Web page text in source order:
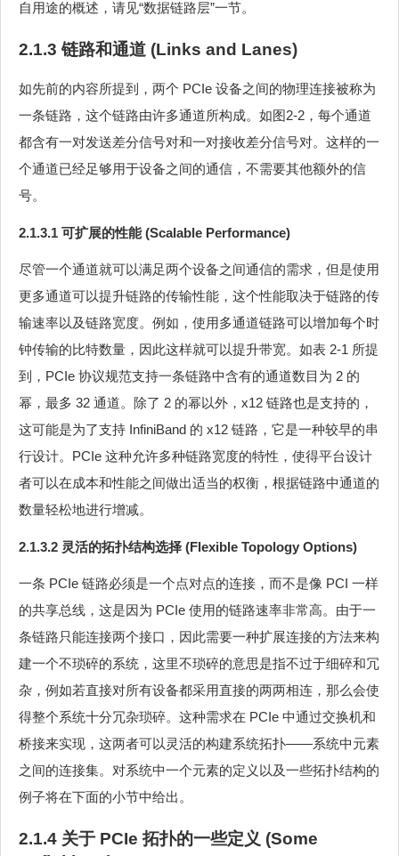
自用途的概述，请见“数据链路层”一节。
2.1.3 链路和通道 (Links and Lanes)
如先前的内容所提到，两个 PCIe 设备之间的物理连接被称为
一条链路，这个链路由许多通道所构成。如图2‑2，每个通道
都含有一对发送差分信号对和一对接收差分信号对。这样的一
个通道已经足够用于设备之间的通信，不需要其他额外的信
号。
2.1.3.1 可扩展的性能 (Scalable Performance)
尽管一个通道就可以满足两个设备之间通信的需求，但是使用
更多通道可以提升链路的传输性能，这个性能取决于链路的传
输速率以及链路宽度。例如，使用多通道链路可以增加每个时
钟传输的比特数量，因此这样就可以提升带宽。如表 2‑1 所提
到，PCIe 协议规范支持一条链路中含有的通道数目为 2 的
幂，最多 32 通道。除了 2 的幂以外，x12 链路也是支持的，
这可能是为了支持 InfiniBand 的 x12 链路，它是一种较早的串
行设计。PCIe 这种允许多种链路宽度的特性，使得平台设计
者可以在成本和性能之间做出适当的权衡，根据链路中通道的
数量轻松地进行增减。
2.1.3.2 灵活的拓扑结构选择 (Flexible Topology Options)
一条 PCIe 链路必须是一个点对点的连接，而不是像 PCI 一样
的共享总线，这是因为 PCIe 使用的链路速率非常高。由于一
条链路只能连接两个接口，因此需要一种扩展连接的方法来构
建一个不琐碎的系统，这里不琐碎的意思是指不过于细碎和冗
杂，例如若直接对所有设备都采用直接的两两相连，那么会使
得整个系统十分冗杂琐碎。这种需求在 PCIe 中通过交换机和
桥接来实现，这两者可以灵活的构建系统拓扑——系统中元素
之间的连接集。对系统中一个元素的定义以及一些拓扑结构的
例子将在下面的小节中给出。
2.1.4 关于 PCIe 拓扑的一些定义 (Some